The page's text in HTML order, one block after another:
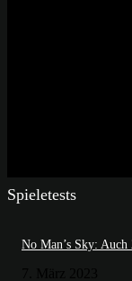
Spieletests
No Man’s Sky: